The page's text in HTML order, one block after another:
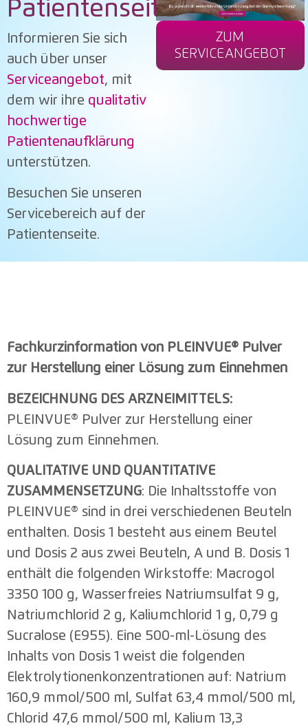
Patientenseite
Informieren Sie sich
auch über unser
Serviceangebot, mit
dem wir ihre qualitativ
hochwertige
Patientenaufklärung
unterstützen.
Besuchen Sie unseren
Servicebereich auf der
Patientenseite.
ZUM
SERVICEANGEBOT
Fachkurzinformation von PLEINVUE® Pulver
zur Herstellung einer Lösung zum Einnehmen
BEZEICHNUNG DES ARZNEIMITTELS:
PLEINVUE® Pulver zur Herstellung einer
Lösung zum Einnehmen.
QUALITATIVE UND QUANTITATIVE
ZUSAMMENSETZUNG: Die Inhaltsstoffe von
PLEINVUE® sind in drei verschiedenen Beuteln
enthalten. Dosis 1 besteht aus einem Beutel
und Dosis 2 aus zwei Beuteln, A und B. Dosis 1
enthält die folgenden Wirkstoffe: Macrogol
3350 100 g, Wasserfreies Natriumsulfat 9 g,
Natriumchlorid 2 g, Kaliumchlorid 1 g, 0,79 g
Sucralose (E955). Eine 500-ml-Lösung des
Inhalts von Dosis 1 weist die folgenden
Elektrolytionenkonzentrationen auf: Natrium
160,9 mmol/500 ml, Sulfat 63,4 mmol/500 ml,
Chlorid 47,6 mmol/500 ml, Kalium 13,3